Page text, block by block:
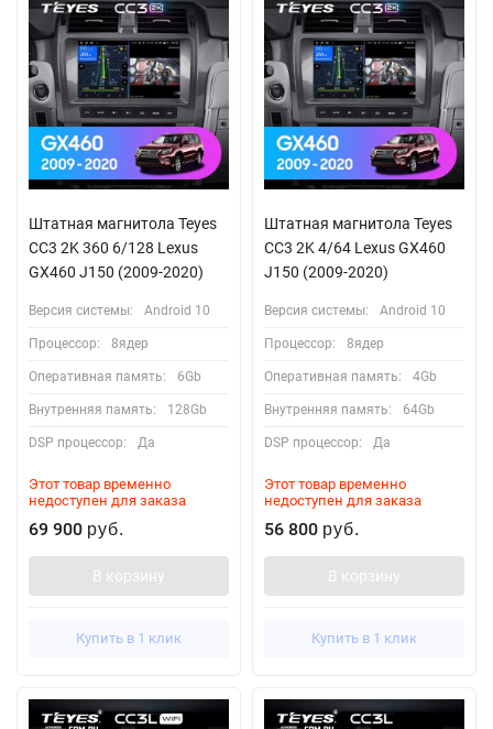
Штатная магнитола Teyes
CC3 2K 360 6/128 Lexus
GX460 J150 (2009-2020)
Версия системы: Android 10
Процессор: 8ядер
Оперативная память: 6Gb
Внутренняя память: 128Gb
DSP процессор: Да
Этот товар временно
недоступен для заказа
69 900 руб.
В корзину
Купить в 1 клик
Штатная магнитола Teyes
CC3 2K 4/64 Lexus GX460
J150 (2009-2020)
Версия системы: Android 10
Процессор: 8ядер
Оперативная память: 4Gb
Внутренняя память: 64Gb
DSP процессор: Да
Этот товар временно
недоступен для заказа
56 800 руб.
В корзину
Купить в 1 клик